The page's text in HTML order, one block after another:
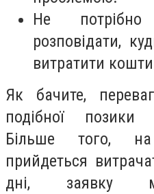
Не
розповідати,
витратити
Як бачите,
подібної позики
Більше того,
прийдеться
дні, заявку